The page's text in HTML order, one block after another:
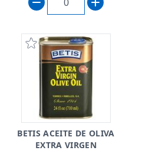
BETIS ACEITE DE OLIVA
EXTRA VIRGEN